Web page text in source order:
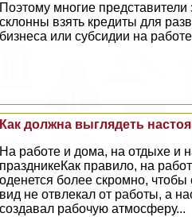
Поэтому многие представители
склонны взять кредиты для
бизнеса или субсидии на
Как должна выглядеть
На работе и дома, на отдыхе и
праздникеКак правило, на
оденется более скромно,
вид не отвлекал от работы, а
создавал рабочую атмосферу...